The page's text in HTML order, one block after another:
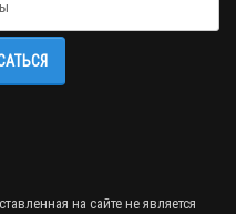
на сайте не является